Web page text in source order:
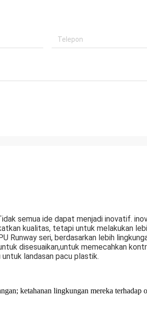
semua ide dapat menjadi inovatif.
kualitas, tetapi untuk melakukan
Runway seri, berdasarkan lebih
disesuaikan,untuk memecahkan
landasan pacu plastik.
ketahanan lingkungan mereka terhadap